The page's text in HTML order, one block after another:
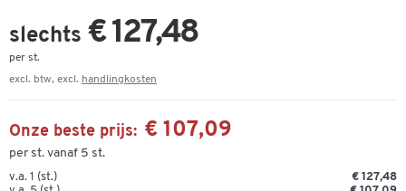
slechts € 127,48
per st.
excl. btw, excl. handlingkosten
Onze beste prijs: € 107,09
per st. vanaf 5 st.
v.a. 1 (st.)
€ 127,48